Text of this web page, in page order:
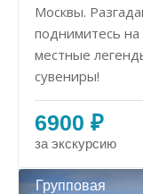
Москвы.
поднимитесь на
местные
сувениры!
6900 ₽
за экскурсию
Групповая